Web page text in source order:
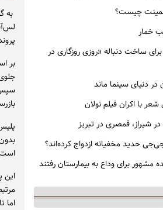
به
سپس
این
اما
چیست؟
خمار
برای ساخت دنباله «روزی روزگاری در
دنیای سینما ماند
با اکران فیلم نولان
در شیراز، قمصری در تبریز
حدید مخفیانه ازدواج کرده‌اند؟
مشهور برای وداع به بیمارستان رفتند